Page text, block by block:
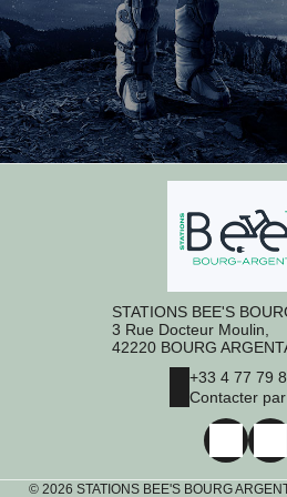
STATIONS BEE'S
3 Rue Docteur Moulin,
42220 BOURG
+33 4 77 79
Contacter
© 2026 STATIONS BEE'S BOURG